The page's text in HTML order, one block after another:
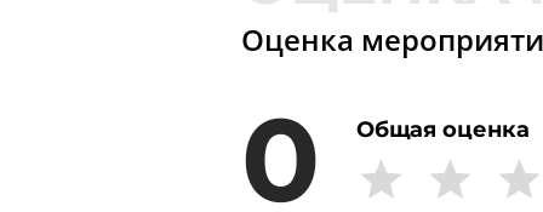
Оценка
0 Общая оценка